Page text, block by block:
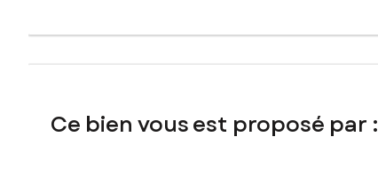
Ce bien vous est proposé par :